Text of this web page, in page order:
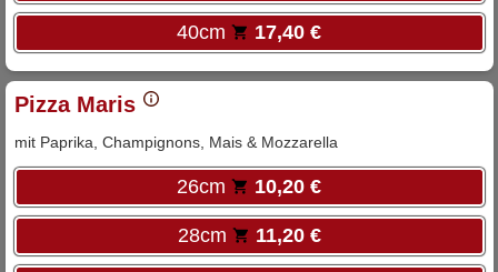
40cm 17,40 €
Pizza Maris
mit Paprika, Champignons, Mais & Mozzarella
26cm 10,20 €
28cm 11,20 €